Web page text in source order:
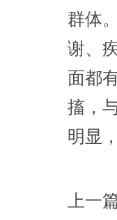
群体
谢、
面都
搐，
明显
上一